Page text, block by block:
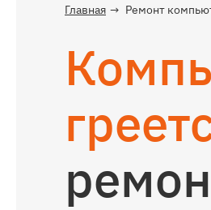
Главная Ремонт